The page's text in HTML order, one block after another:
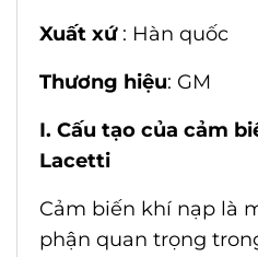
Xuất xứ: Hàn quốc
Thương hiệu: GM
I. Cấu tạo của cảm
Lacetti
Cảm biến khí nạp là
phận quan trọng